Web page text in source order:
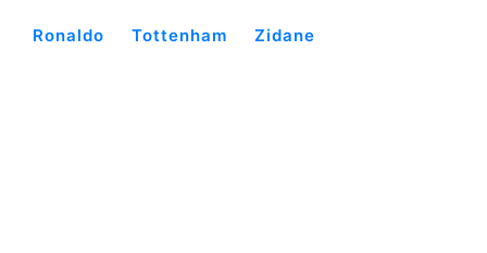
Ronaldo Tottenham Zidane